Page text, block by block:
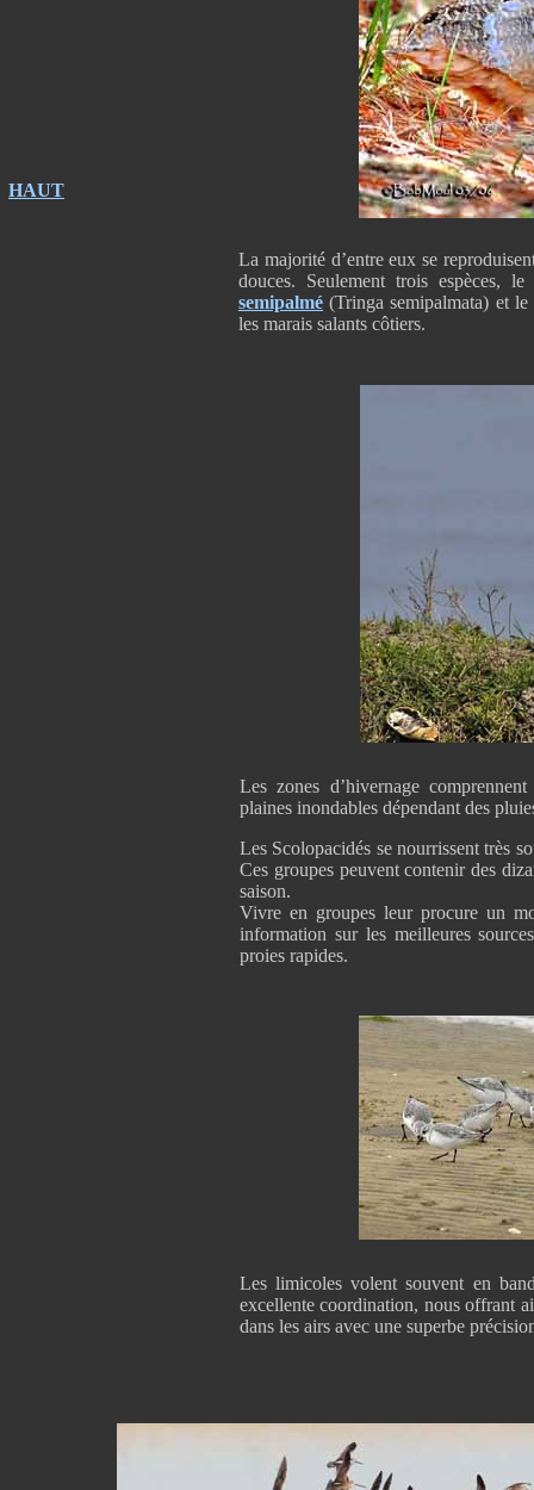
La majorité d’entre eux se
douces. Seulement trois espèces,
semipalmé (Tringa semipalmata) et
les marais salants côtiers.
Les zones d’hivernage
plaines inondables dépendant des
Les Scolopacidés se nourrissent très
Ces groupes peuvent contenir des
saison.
Vivre en groupes leur procure un
information sur les meilleures
proies rapides.
Les limicoles volent souvent en
excellente coordination, nous offrant
dans les airs avec une superbe
HAUT